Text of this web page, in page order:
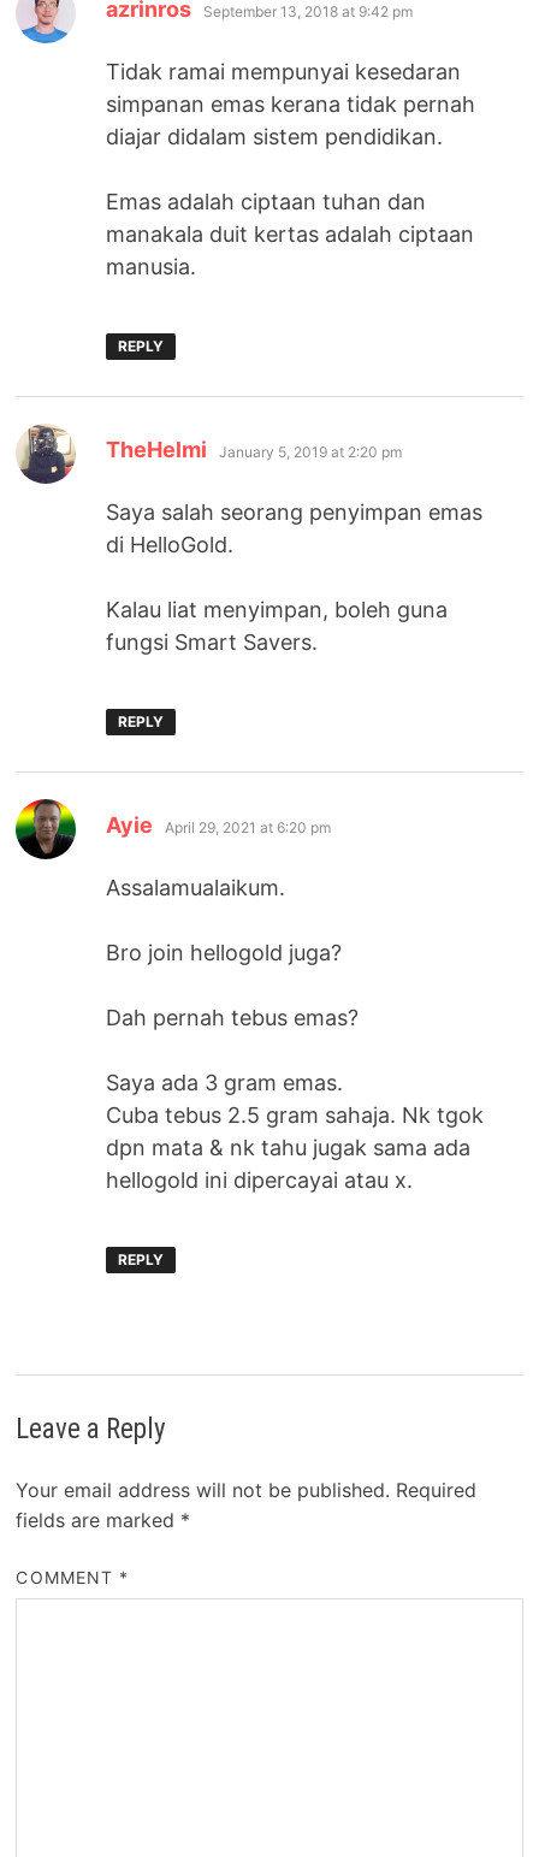
azrinros September 13, 2018 at 9:42 pm
Tidak ramai mempunyai kesedaran
simpanan emas kerana tidak pernah
diajar didalam sistem pendidikan.
Emas adalah ciptaan tuhan dan
manakala duit kertas adalah ciptaan
manusia.
REPLY
TheHelmi says:
January 5, 2019 at 2:20 pm
Saya salah seorang penyimpan emas
di HelloGold.
Kalau liat menyimpan, boleh guna
fungsi Smart Savers.
REPLY
Ayie says:
April 29, 2021 at 6:20 pm
Assalamualaikum.
Bro join hellogold juga?
Dah pernah tebus emas?
Saya ada 3 gram emas.
Cuba tebus 2.5 gram sahaja. Nk tgok
dpn mata & nk tahu jugak sama ada
hellogold ini dipercayai atau x.
REPLY
Leave a Reply
Your email address will not be published. Required
fields are marked *
COMMENT *